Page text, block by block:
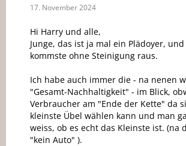
17. November 2024
Hi Harry und alle,
Junge, das ist ja mal ein Plädoyer,
kommste ohne Steinigung raus.
Ich habe auch immer die - na nenen
"Gesamt-Nachhaltigkeit" - im Blick,
Verbraucher am "Ende der Kette" da
kleinste Übel wählen kann und man
weiss, ob es echt das Kleinste ist. (na
"kein Auto" ).